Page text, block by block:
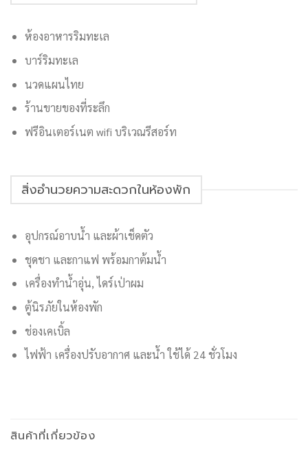
ห้องอาหารริมทะเล
บาร์ริมทะเล
นวดแผนไทย
ร้านขายของที่ระลึก
ฟรีอินเตอร์เนต wifi บริเวณรีสอร์ท
สิ่งอำนวยความสะดวกในห้องพัก
อุปกรณ์อาบน้ำ และผ้าเช็ดตัว
ชุดชา และกาแฟ พร้อมกาต้มน้ำ
เครื่องทำน้ำอุ่น, ไดร์เป่าผม
ตู้นิรภัยในห้องพัก
ช่องเคเบิ้ล
ไฟฟ้า เครื่องปรับอากาศ และน้ำ ใช้ได้ 24 ชั่วโมง
สินค้าที่เกี่ยวข้อง